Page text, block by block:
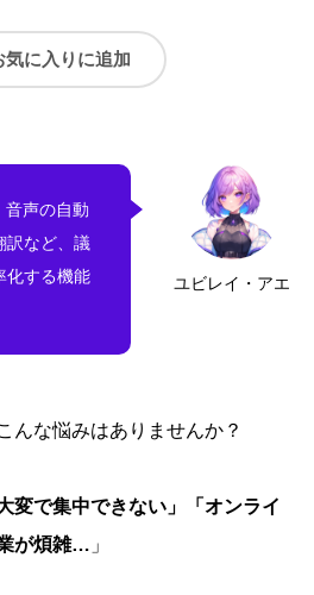
気に入りに追加
ユビレイ・アエ
音声の自動
訳など、議
化する機能
んな悩みはありませんか？
変で集中できない」「オンライ
が煩雑… 」